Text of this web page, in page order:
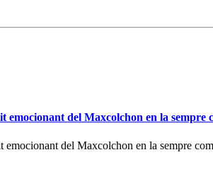
del Maxcolchon en la sempre
del Maxcolchon en la sempre